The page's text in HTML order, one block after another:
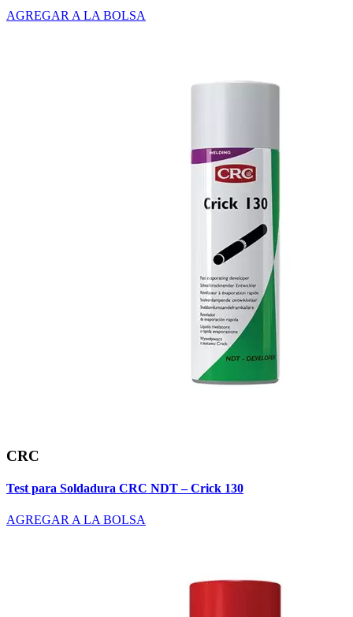
AGREGAR A LA BOLSA
CRC
Test para Soldadura CRC NDT – Crick 130
AGREGAR A LA BOLSA